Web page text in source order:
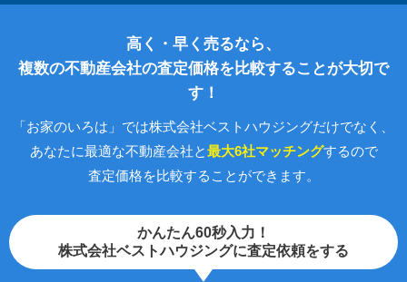
高く・早く売るなら、
複数の不動産会社の査定価格を比較することが大切で
す！
「お家のいろは」では株式会社ベストハウジングだけでなく、
あなたに最適な不動産会社と最大6社マッチングするので
査定価格を比較することができます。
かんたん60秒入力！
株式会社ベストハウジングに査定依頼をする